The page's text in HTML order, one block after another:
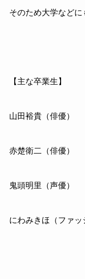
そのため大学などに
【主な卒業生】
山田裕貴（俳優）
赤楚衛二（俳優）
鬼頭明里（声優）
にわみきほ（ファッ